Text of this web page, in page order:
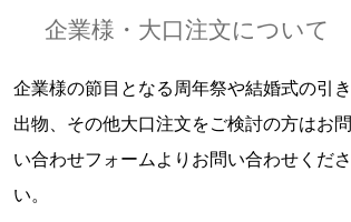
企業様・大口注文について
企業様の節目となる周年祭や結婚式の引き
出物、その他大口注文をご検討の方はお問
い合わせフォームよりお問い合わせくださ
い。